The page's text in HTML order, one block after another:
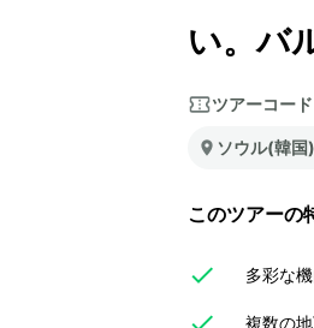
い。バ
ツアーコード
ソウル(韓国)
このツアーの
多彩な
複数の